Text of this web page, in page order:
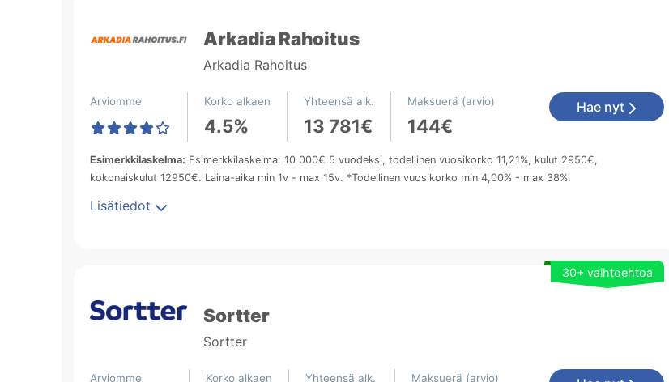
Arkadia Rahoitus
Arkadia Rahoitus
Arviomme Korko alkaen
4.5%
Yhteensä alk.
13 781€
Maksuerä (arvio)
144€
Hae nyt
Esimerkkilaskelma: Esimerkkilaskelma: 10 000€ 5 vuodeksi, todellinen vuosikorko 11,21%, kulut 2950€,
kokonaiskulut 12950€. Laina-aika min 1v - max 15v. *Todellinen vuosikorko min 4,00% - max 38%.
Lisätiedot
30+ vaihtoehtoa
Sortter
Sortter
Arviomme Korko alkaen Yhteensä alk. Maksuerä (arvio)